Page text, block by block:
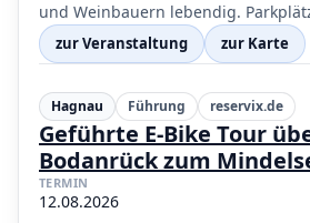
und Weinbauern lebendig.
zur Veranstaltung zur Karte
Hagnau Führung reservix.de
Geführte E-Bike Tour
Bodanrück zum
TERMIN
12.08.2026